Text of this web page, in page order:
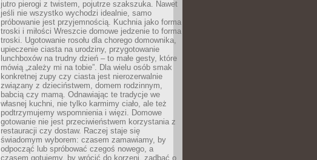
jutro pierogi z twistem, pojutrze szakszuka. Nawet
jeśli nie wszystko wychodzi idealnie, samo
próbowanie jest przyjemnością. Kuchnia jako forma
troski i miłości Wreszcie domowe jedzenie to forma
troski. Ugotowanie rosołu dla chorego domownika,
upieczenie ciasta na urodziny, przygotowanie
lunchboxów na trudny dzień – to małe gesty, które
mówią „zależy mi na tobie”. Dla wielu osób smak
konkretnej zupy czy ciasta jest nierozerwalnie
związany z dzieciństwem, domem rodzinnym,
babcią czy mamą. Odnawiając te tradycje we
własnej kuchni, nie tylko karmimy ciało, ale też
podtrzymujemy wspomnienia i więzi. Domowe
gotowanie nie jest przeciwieństwem korzystania z
restauracji czy dostaw. Raczej staje się
świadomym wyborem: czasem zamawiamy, by
odpocząć lub spróbować czegoś nowego, a
czasem gotujemy, by wrócić do korzeni, zadbać o